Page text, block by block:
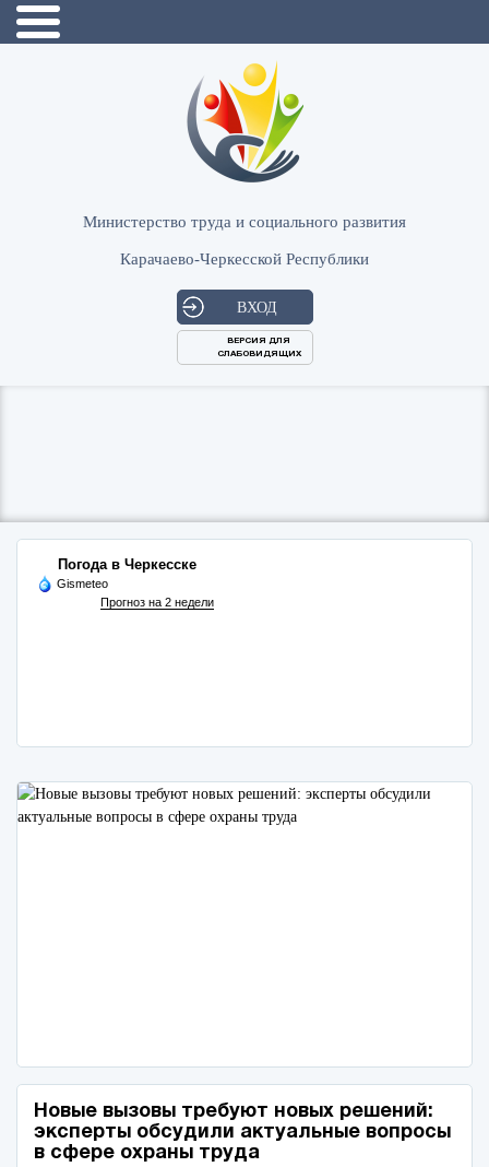
Министерство труда и социального развития
Карачаево-Черкесской Республики
ВХОД
ВЕРСИЯ ДЛЯ
СЛАБОВИДЯЩИХ
Погода в Черкесске
Gismeteo
Прогноз на 2 недели
Новые вызовы требуют новых решений:
эксперты обсудили актуальные вопросы
в сфере охраны труда